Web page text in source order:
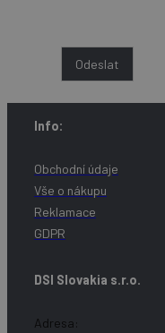
Odeslat
Info:
Obchodní údaje
Vše o nákupu
Reklamace
GDPR
DSI Slovakia s.r.o.
Adresa: